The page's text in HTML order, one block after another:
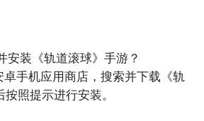
都在玩的游戏APP
速下载和GD一起面对面
轨道滚球电脑版下载地址
安装《轨道滚球》手游？
照提示进行安装。